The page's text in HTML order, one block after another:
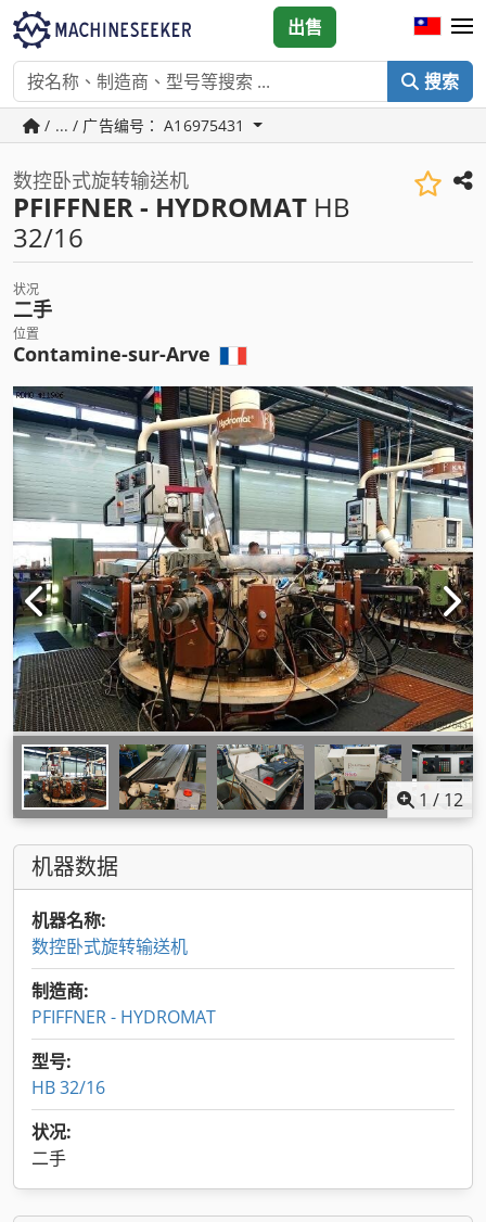
搜索
出售
/ ... / 广告编号： A16975431
数控卧式旋转输送机
PFIFFNER - HYDROMAT HB
32/16
状况
二手
位置
Contamine-sur-Arve
1 / 12
机器数据
机器名称:
数控卧式旋转输送机
制造商:
PFIFFNER - HYDROMAT
型号:
HB 32/16
状况:
二手